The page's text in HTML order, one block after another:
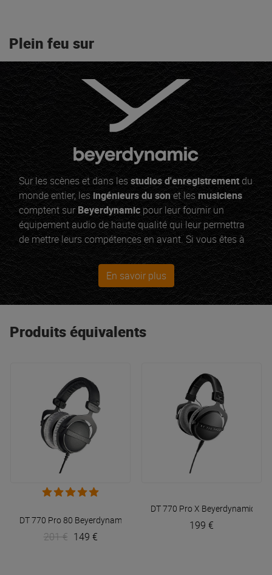
Plein feu sur
Sur les scènes et dans les studios d'enregistrementdu
monde entier, les ingénieurs du sonet les musiciens
comptent sur Beyerdynamicpour leur fournir un
équipement audio de haute qualité qui leur permettra
de mettre leurs compétences en avant. Si vous êtes à
la recherche d'un nouveaumicrophone dynamique
jetez un coup d'œil au M 201 TG. Ou alors, c'est peut-
être un nouveau
casque de monitoring
que vous
recherchez... dans ce cas, optez pour le DT 770 PRO.
En savoir plus
Produits équivalents
DT 770 Pro 80 Beyerdynamic
201 € 149 €
DT 770 Pro X Beyerdynamic
199 €